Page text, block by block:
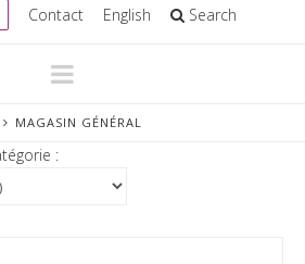
Contact English Search
Navigation
MAGASIN GÉNÉRAL
: